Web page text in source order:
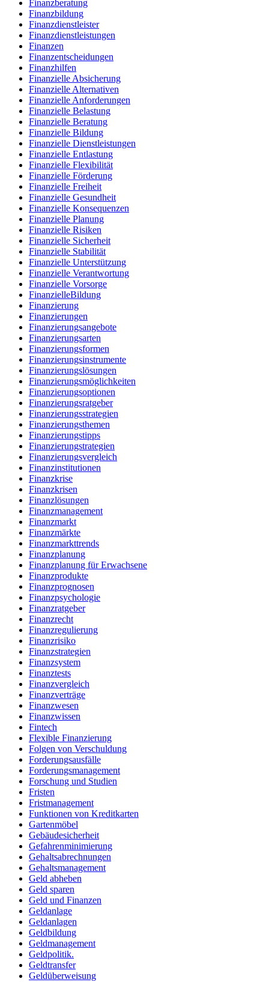
Finanzberatung
Finanzbildung
Finanzdienstleister
Finanzdienstleistungen
Finanzen
Finanzentscheidungen
Finanzhilfen
Finanzielle Absicherung
Finanzielle Alternativen
Finanzielle Anforderungen
Finanzielle Belastung
Finanzielle Beratung
Finanzielle Bildung
Finanzielle Dienstleistungen
Finanzielle Entlastung
Finanzielle Flexibilität
Finanzielle Förderung
Finanzielle Freiheit
Finanzielle Gesundheit
Finanzielle Konsequenzen
Finanzielle Planung
Finanzielle Risiken
Finanzielle Sicherheit
Finanzielle Stabilität
Finanzielle Unterstützung
Finanzielle Verantwortung
Finanzielle Vorsorge
FinanzielleBildung
Finanzierung
Finanzierungen
Finanzierungsangebote
Finanzierungsarten
Finanzierungsformen
Finanzierungsinstrumente
Finanzierungslösungen
Finanzierungsmöglichkeiten
Finanzierungsoptionen
Finanzierungsratgeber
Finanzierungsstrategien
Finanzierungsthemen
Finanzierungstipps
Finanzierungstrategien
Finanzierungsvergleich
Finanzinstitutionen
Finanzkrise
Finanzkrisen
Finanzlösungen
Finanzmanagement
Finanzmarkt
Finanzmärkte
Finanzmarkttrends
Finanzplanung
Finanzplanung für Erwachsene
Finanzprodukte
Finanzprognosen
Finanzpsychologie
Finanzratgeber
Finanzrecht
Finanzregulierung
Finanzrisiko
Finanzstrategien
Finanzsystem
Finanztests
Finanzvergleich
Finanzverträge
Finanzwesen
Finanzwissen
Fintech
Flexible Finanzierung
Folgen von Verschuldung
Forderungsausfälle
Forderungsmanagement
Forschung und Studien
Fristen
Fristmanagement
Funktionen von Kreditkarten
Gartenmöbel
Gebäudesicherheit
Gefahrenminimierung
Gehaltsabrechnungen
Gehaltsmanagement
Geld abheben
Geld sparen
Geld und Finanzen
Geldanlage
Geldanlagen
Geldbildung
Geldmanagement
Geldpolitik.
Geldtransfer
Geldüberweisung